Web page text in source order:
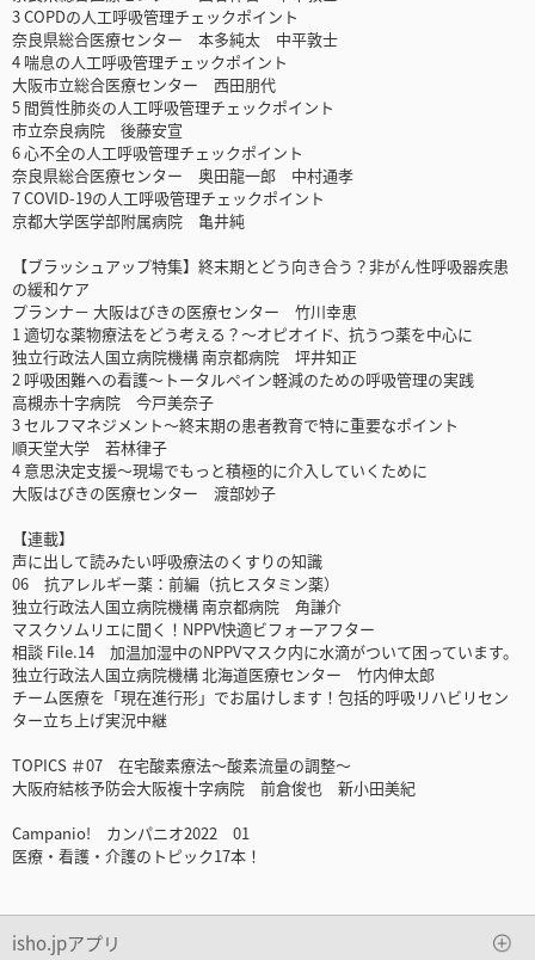
3 COPDの人工呼吸管理チェックポイント
奈良県総合医療センター 本多純太 中平敦士
4 喘息の人工呼吸管理チェックポイント
大阪市立総合医療センター 西田朋代
5 間質性肺炎の人工呼吸管理チェックポイント
市立奈良病院 後藤安宣
6 心不全の人工呼吸管理チェックポイント
奈良県総合医療センター 奥田龍一郎 中村通孝
7 COVID-19の人工呼吸管理チェックポイント
京都大学医学部附属病院 亀井純
【ブラッシュアップ特集】終末期とどう向き合う？非がん性呼吸器疾患
の緩和ケア
プランナ－ 大阪はびきの医療センター 竹川幸恵
1 適切な薬物療法をどう考える？～オピオイド、抗うつ薬を中心に
独立行政法人国立病院機構 南京都病院 坪井知正
2 呼吸困難への看護～トータルペイン軽減のための呼吸管理の実践
高槻赤十字病院 今戸美奈子
3 セルフマネジメント～終末期の患者教育で特に重要なポイント
順天堂大学 若林律子
4 意思決定支援～現場でもっと積極的に介入していくために
大阪はびきの医療センター 渡部妙子
【連載】
声に出して読みたい呼吸療法のくすりの知識
06 抗アレルギー薬：前編（抗ヒスタミン薬）
独立行政法人国立病院機構 南京都病院 角謙介
マスクソムリエに聞く！NPPV快適ビフォーアフター
相談 File.14 加温加湿中のNPPVマスク内に水滴がついて困っています。
独立行政法人国立病院機構 北海道医療センター 竹内伸太郎
チーム医療を「現在進行形」でお届けします！包括的呼吸リハビリセン
ター立ち上げ実況中継
TOPICS ＃07 在宅酸素療法～酸素流量の調整～
大阪府結核予防会大阪複十字病院 前倉俊也 新小田美紀
Campanio! カンパニオ2022 01
医療・看護・介護のトピック17本！
isho.jpアプリ